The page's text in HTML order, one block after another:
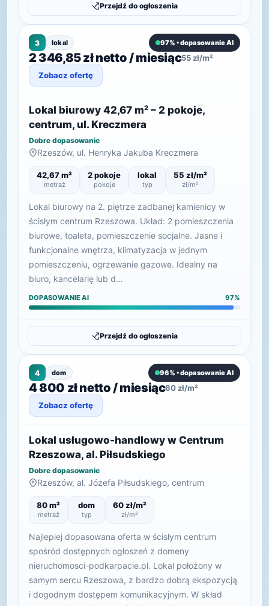
Przejdź do ogłoszenia
3 lokal 97% • dopasowanie AI
2 346,85 zł netto / miesiąc55 zł/m²
Zobacz ofertę
Lokal biurowy 42,67 m² – 2 pokoje,
centrum, ul. Kreczmera
Dobre dopasowanie
Rzeszów, ul. Henryka Jakuba Kreczmera
42,67 m²
metraż
2 pokoje
pokoje
lokal
typ
55 zł/m²
zł/m²
Lokal biurowy na 2. piętrze zadbanej kamienicy w
ścisłym centrum Rzeszowa. Układ: 2 pomieszczenia
biurowe, toaleta, pomieszczenie socjalne. Jasne i
funkcjonalne wnętrza, klimatyzacja w jednym
pomieszczeniu, ogrzewanie gazowe. Idealny na
biuro, kancelarię lub d…
DOPASOWANIE AI 97%
Przejdź do ogłoszenia
4 dom 96% • dopasowanie AI
4 800 zł netto / miesiąc60 zł/m²
Zobacz ofertę
Lokal usługowo-handlowy w Centrum
Rzeszowa, al. Piłsudskiego
Dobre dopasowanie
Rzeszów, al. Józefa Piłsudskiego, centrum
80 m²
metraż
dom
typ
60 zł/m²
zł/m²
Najlepiej dopasowana oferta w ścisłym centrum
spośród dostępnych ogłoszeń z domeny
nieruchomosci-podkarpacie.pl. Lokal położony w
samym sercu Rzeszowa, z bardzo dobrą ekspozycją
i dogodnym dostępem komunikacyjnym. W skład